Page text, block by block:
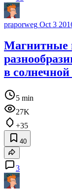
praporweg Oct 3
Магнитные
в солнечной
5 min
27K
+35
40
3